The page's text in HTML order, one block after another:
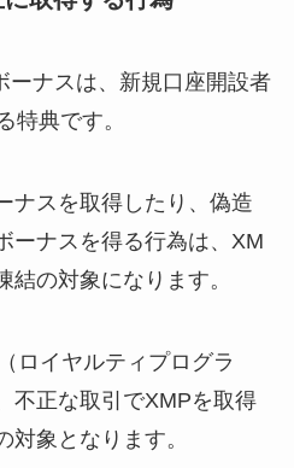
ーナスは、新規口座開設者
特典です。
ナスを取得したり、偽造
ーナスを得る行為は、XM
の対象になります。
ロイヤルティプログラ
不正な取引でXMPを取得
対象となります。